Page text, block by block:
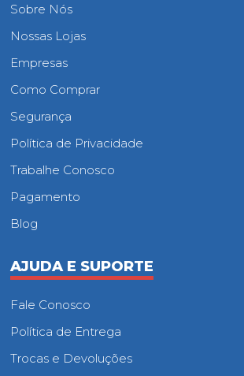
Sobre Nós
Nossas Lojas
Empresas
Como Comprar
Segurança
Política de Privacidade
Trabalhe Conosco
Pagamento
Blog
AJUDA E SUPORTE
Fale Conosco
Política de Entrega
Trocas e Devoluções